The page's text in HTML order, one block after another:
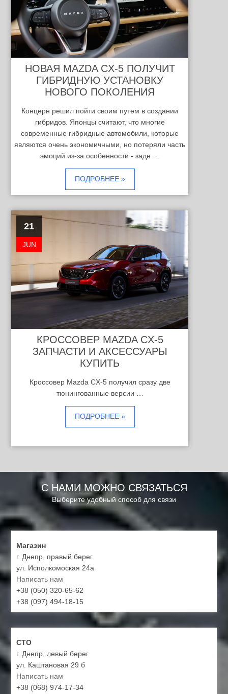
НОВАЯ MAZDA CX-5 ПОЛУЧИТ
ГИБРИДНУЮ УСТАНОВКУ
НОВОГО ПОКОЛЕНИЯ
Концерн решил пойти своим путем в создании
гибридов. Японцы считают, что многие
современные гибридные автомобили, которые
являются очень экономичными, но потеряли часть
эмоций из-за особенности - заде …
ПОДРОБНЕЕ »
21
JUN
КРОССОВЕР MAZDA CX-5
ЗАПЧАСТИ И АКСЕССУАРЫ
КУПИТЬ
Кроссовер Mazda CX-5 получил сразу две
тюнингованные версии …
ПОДРОБНЕЕ »
С НАМИ МОЖНО СВЯЗАТЬСЯ
Выберите удобный способ для связи
Магазин
г. Днепр, правый берег
ул. Исполкомоская 24а
Написать нам
+38 (050) 320-65-62
+38 (097) 494-18-15
СТО
г. Днепр, левый берег
ул. Каштановая 29 б
Написать нам
+38 (068) 974-17-34